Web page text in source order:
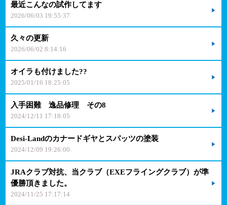
最近こんなの試作してます
2026/06/03 19:55:37
久々の更新
2026/06/02 8:14:16
オイラも付けました??
2025/01/16 18:25:05
入手困難 逸品修理 その8
2024/12/11 17:18:05
Desi-Landのカナードギヤとスパッツの塗装
2024/12/09 19:26:00
JRAクラブ対抗、当クラブ（EXEフライングクラブ）が準
優勝頂きました。
2024/11/25 17:17:14